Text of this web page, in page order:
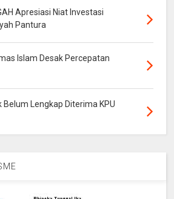
Apresiasi Niat Investasi
Pantura
Islam Desak Percepatan
Belum Lengkap Diterima KPU